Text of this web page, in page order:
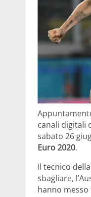
canali digitali
sabato 26
Euro 2020.
Il tecnico
sbagliare,
hanno